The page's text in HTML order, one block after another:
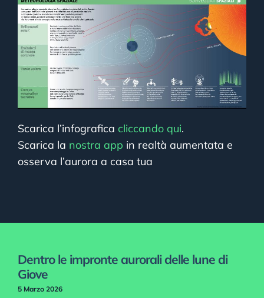
Scarica l’infografica cliccando qui.
Scarica la nostra app in realtà aumentata e
osserva l’aurora a casa tua
Dentro le impronte aurorali delle lune di
Giove
5 Marzo 2026